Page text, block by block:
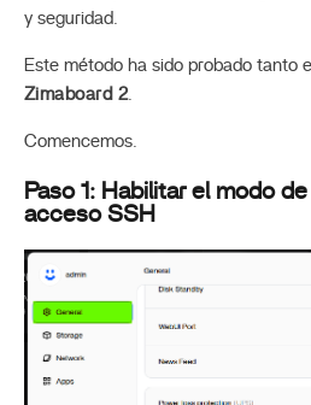
y seguridad.
Este método ha sido probado tanto
Zimaboard 2.
Comencemos.
Paso 1: Habilitar el modo
acceso SSH